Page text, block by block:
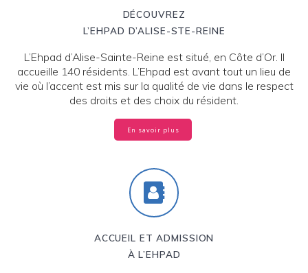
DÉCOUVREZ
L’EHPAD D’ALISE-STE-REINE
L’Ehpad d’Alise-Sainte-Reine est situé, en Côte d’Or. Il
accueille 140 résidents. L’Ehpad est avant tout un lieu de
vie où l’accent est mis sur la qualité de vie dans le respect
des droits et des choix du résident.
En savoir plus
ACCUEIL ET ADMISSION
À L’EHPAD